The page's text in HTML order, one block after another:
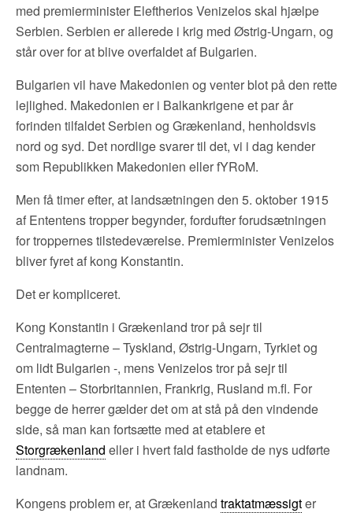
med premierminister Eleftherios Venizelos skal hjælpe
Serbien. Serbien er allerede i krig med Østrig-Ungarn, og
står over for at blive overfaldet af Bulgarien.
Bulgarien vil have Makedonien og venter blot på den rette
lejlighed. Makedonien er i Balkankrigene et par år
forinden tilfaldet Serbien og Grækenland, henholdsvis
nord og syd. Det nordlige svarer til det, vi i dag kender
som Republikken Makedonien eller fYRoM.
Men få timer efter, at landsætningen den 5. oktober 1915
af Ententens tropper begynder, fordufter forudsætningen
for troppernes tilstedeværelse. Premierminister Venizelos
bliver fyret af kong Konstantin.
Det er kompliceret.
Kong Konstantin i Grækenland tror på sejr til
Centralmagterne – Tyskland, Østrig-Ungarn, Tyrkiet og
om lidt Bulgarien -, mens Venizelos tror på sejr til
Ententen – Storbritannien, Frankrig, Rusland m.fl. For
begge de herrer gælder det om at stå på den vindende
side, så man kan fortsætte med at etablere et
Storgrækenland eller i hvert fald fastholde de nys udførte
landnam.
Kongens problem er, at Grækenland traktatmæssigter